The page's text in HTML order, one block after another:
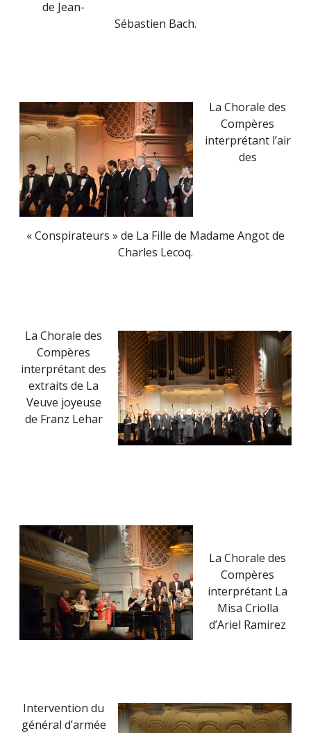
de Jean-
Sébastien Bach.
La Chorale des
Compères
interprétant l’air
des
« Conspirateurs » de La Fille de Madame Angot de
Charles Lecoq.
La Chorale des
Compères
interprétant des
extraits de La
Veuve joyeuse
de Franz Lehar
La Chorale des
Compères
interprétant La
Misa Criolla
d’Ariel Ramirez
Intervention du
général d’armée